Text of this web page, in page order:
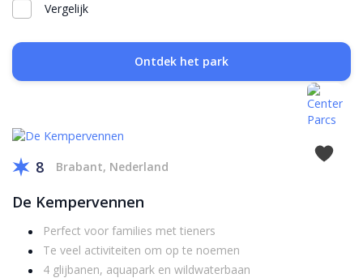
Vergelijk
Ontdek het park
8 Brabant, Nederland
De Kempervennen
Perfect voor families met tieners
Te veel activiteiten om op te noemen
4 glijbanen, aquapark en wildwaterbaan